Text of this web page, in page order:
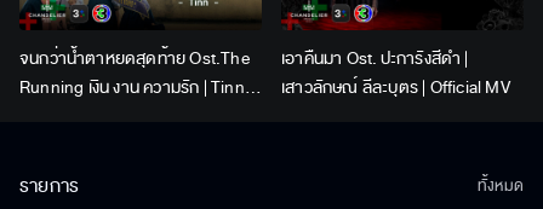
จนกว่าน้ำตาหยดสุดท้าย Ost.The
Running เงิน งาน ความรัก | Tinn |
เอาคืนมา Ost. ปะการังสีดำ |
เสาวลักษณ์ ลีละบุตร | Official MV
รายการ ทั้งหมด